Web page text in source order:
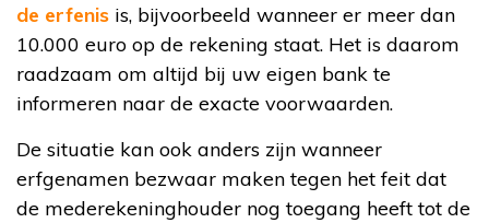
de erfenis is, bijvoorbeeld wanneer er meer dan
10.000 euro op de rekening staat. Het is daarom
raadzaam om altijd bij uw eigen bank te
informeren naar de exacte voorwaarden.
De situatie kan ook anders zijn wanneer
erfgenamen bezwaar maken tegen het feit dat
de mederekeninghouder nog toegang heeft tot de